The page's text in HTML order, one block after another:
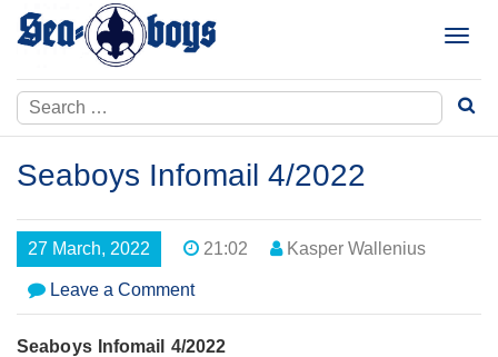
Skip
T
g
l
Search
for:
Seaboys Infomail 4/2022
27 March, 2022 21:02 Kasper Wallenius
Leave a Commenton
Seaboys
Infomail
Seaboys Infomail 4/2022